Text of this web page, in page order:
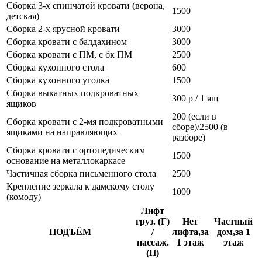
Сборка 3-х спинчатой кровати (верона,
детская)
1500
Сборка 2-х ярусной кровати
3000
Сборка кровати с балдахином
3000
Сборка кровати с ПМ, с бк ПМ
2500
Сборка кухонного стола
600
Сборка кухонного уголка
1500
Сборка выкатных подкроватных
ящиков
300 р / 1 ящ
Сборка кровати с 2-мя подкроватными
ящиками на направляющих
200 (если в
сборе)/2500 (в
разборе)
Сборка кровати с ортопедическим
основание на металлокаркасе
1500
Частичная сборка письменного стола
2500
Крепление зеркала к дамскому столу
(комоду)
1000
ПОДЪЁМ
Лифт
груз. (Г)
/
пассаж.
(П)
Нет
лифта,за
1 этаж
Частный
дом,за 1
этаж